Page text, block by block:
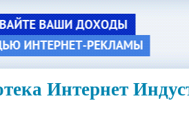
Интернет